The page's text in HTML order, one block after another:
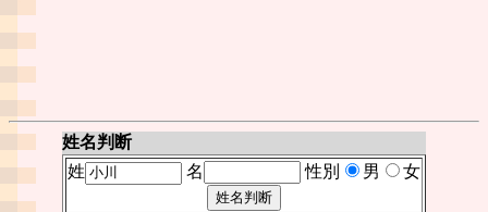
姓名判断
姓
名 性別 男 女